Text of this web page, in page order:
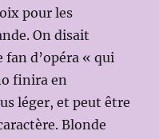
pour les
On disait
fan d’opéra « qui
finira en
léger, et peut être
Blonde